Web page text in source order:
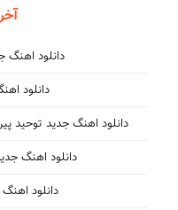
دانلود اهنگ
دانلود
دانلود اهنگ جدید
دانلود اهنگ
دانلود